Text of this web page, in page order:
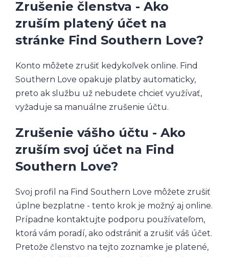
Zrušenie členstva - Ako
zruším platený účet na
stránke Find Southern Love?
Konto môžete zrušiť kedykoľvek online. Find
Southern Love opakuje platby automaticky,
preto ak službu už nebudete chcieť využívať,
vyžaduje sa manuálne zrušenie účtu.
Zrušenie vášho účtu - Ako
zruším svoj účet na Find
Southern Love?
Svoj profil na Find Southern Love môžete zrušiť
úplne bezplatne - tento krok je možný aj online.
Prípadne kontaktujte podporu používateľom,
ktorá vám poradí, ako odstrániť a zrušiť váš účet.
Pretože členstvo na tejto zoznamke je platené,